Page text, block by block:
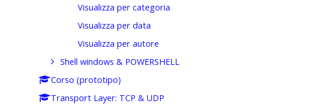
Visualizza per categoria
Visualizza per data
Visualizza per autore
Shell windows & POWERSHELL
Corso (prototipo)
Transport Layer: TCP & UDP